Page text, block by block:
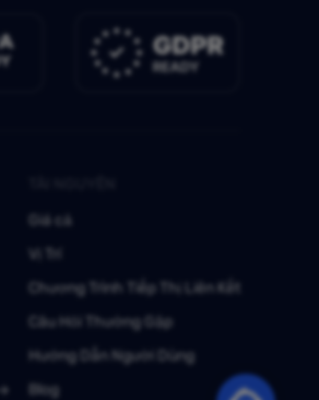
Giá cả
Vị Trí
Chương Trình Tiếp Thị Liên Kết
Câu Hỏi Thường Gặp
Hướng Dẫn Người Dùng
Blog